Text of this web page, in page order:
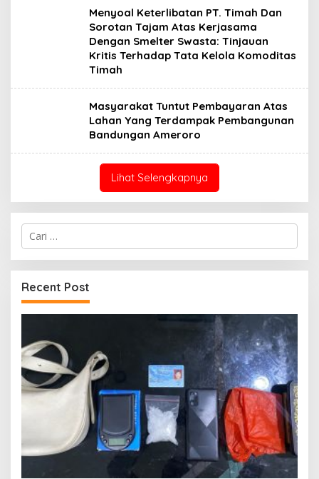
Menyoal Keterlibatan PT. Timah Dan
Sorotan Tajam Atas Kerjasama
Dengan Smelter Swasta: Tinjauan
Kritis Terhadap Tata Kelola Komoditas
Timah
Masyarakat Tuntut Pembayaran Atas
Lahan Yang Terdampak Pembangunan
Bandungan Ameroro
Lihat Selengkapnya
Cari
untuk:
Recent Post